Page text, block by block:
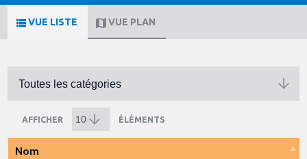
VUE LISTE VUE PLAN
AFFICHER ÉLÉMENTS
Nom